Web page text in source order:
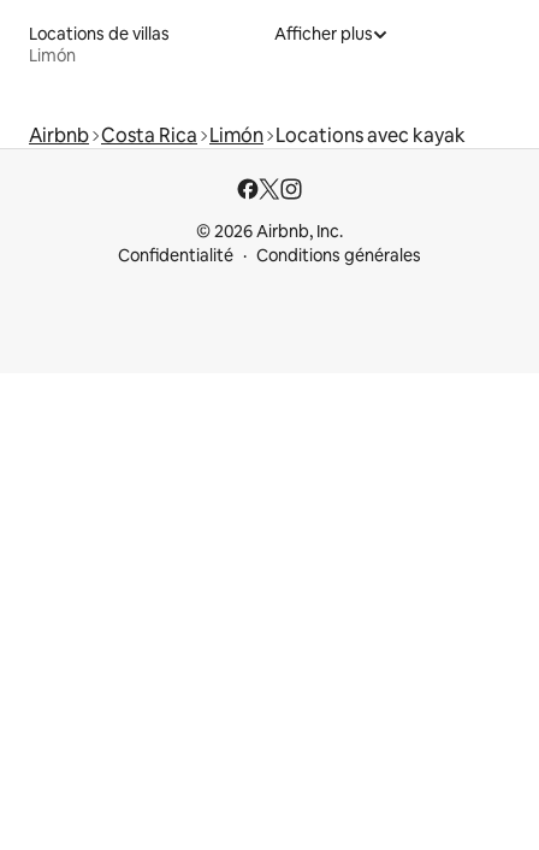
Locations de villas
Limón
Afficher plus
Airbnb Costa Rica Limón Locations avec kayak
© 2026 Airbnb, Inc.
Confidentialité
Conditions générales